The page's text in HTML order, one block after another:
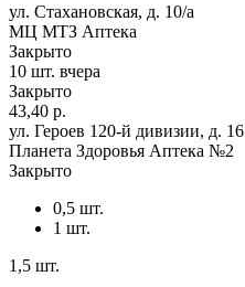
ул. Стахановская, д. 10/а
МЦ МТЗ Аптека
Закрыто
10 шт. вчера
Закрыто
43,40 р.
ул. Героев 120-й дивизии, д. 16
Планета Здоровья Аптека №2
Закрыто
0,5 шт.
1 шт.
1,5 шт.